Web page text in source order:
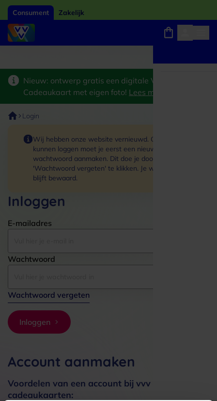
Consument Zakelijk
Nieuw: ontwerp gratis een digitale VVV
Cadeaukaart met eigen foto! Lees meer
Login
Wij hebben onze website vernieuwd. Om in te
kunnen loggen moet je eerst een nieuw
wachtwoord aanmaken. Dit doe je door op de link
'Wachtwoord vergeten' te klikken. Je winkelmand
blijft bewaard.
Inloggen
E-mailadres
Wachtwoord
Wachtwoord vergeten
Inloggen
Account aanmaken
Voordelen van een account bij vvv
cadeaukaarten: